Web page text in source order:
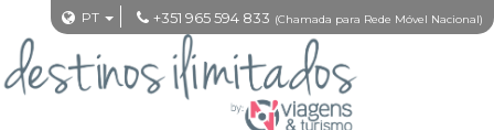
PT +351 965 594 833 (Chamada para Rede Móvel Nacional)